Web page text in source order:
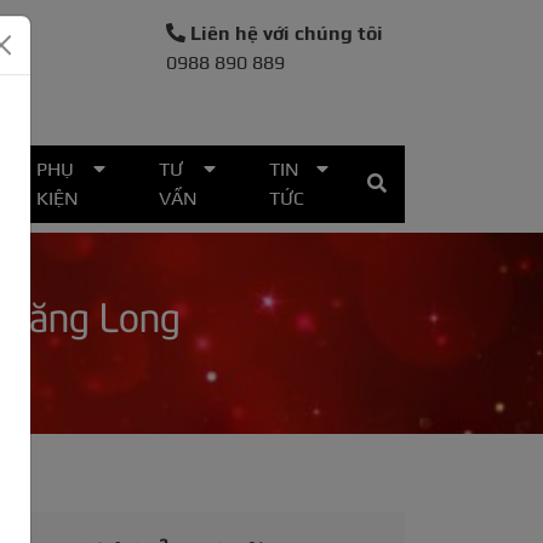
Liên hệ với chúng tôi
0988 890 889
PHỤ
KIỆN
TƯ
VẤN
TIN
TỨC
Long